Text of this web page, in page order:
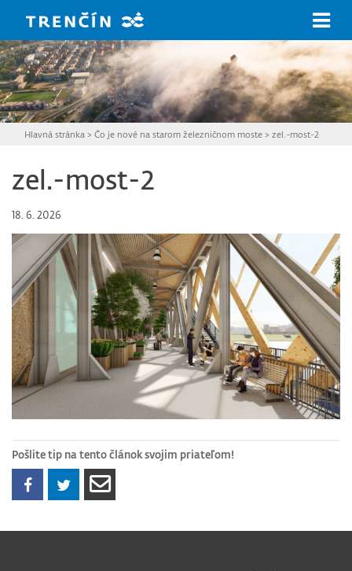
Hlavná stránka > Čo je nové na starom železničnom moste> zel.-most-2
zel.-most-2
18. 6. 2026
Pošlite tip na tento článok svojim priateľom!